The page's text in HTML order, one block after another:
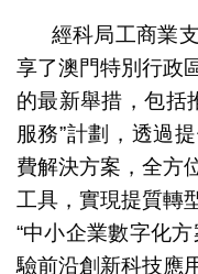
經科局工商業
享了澳門特別行政
的最新舉措，包括
服務”計劃，透過
費解決方案，全方
工具，實現提質轉
“中小企業數字化
驗前沿創新科技應用